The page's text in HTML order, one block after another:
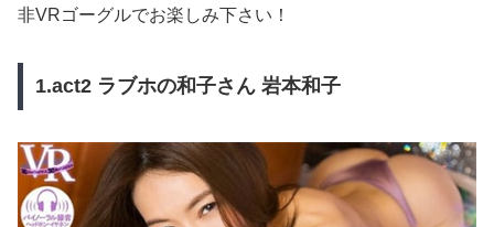
非VRゴーグルでお楽しみ下さい！
1.act2 ラブホの和子さん 岩本和子